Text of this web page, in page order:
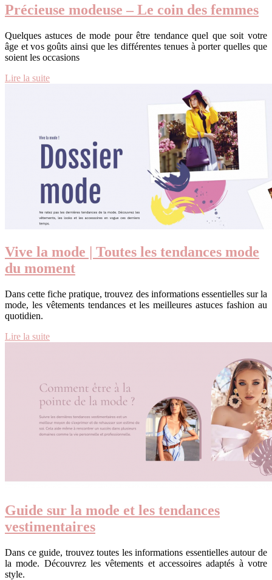
Précieuse modeuse – Le coin des femmes
Quelques astuces de mode pour être tendance quel que soit votre
âge et vos goûts ainsi que les différentes tenues à porter quelles que
soient les occasions
Lire la suite
Vive la mode | Toutes les tendances mode
du moment
Dans cette fiche pratique, trouvez des informations essentielles sur la
mode, les vêtements tendances et les meilleures astuces fashion au
quotidien.
Lire la suite
Guide sur la mode et les tendances
vestimentaires
Dans ce guide, trouvez toutes les informations essentielles autour de
la mode. Découvrez les vêtements et accessoires adaptés à votre
style.